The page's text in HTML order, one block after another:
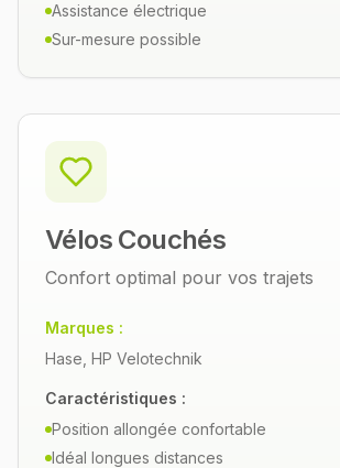
Assistance électrique
Sur-mesure possible
Vélos Couchés
Confort optimal pour vos trajets
Marques :
Hase, HP Velotechnik
Caractéristiques :
Position allongée confortable
Idéal longues distances